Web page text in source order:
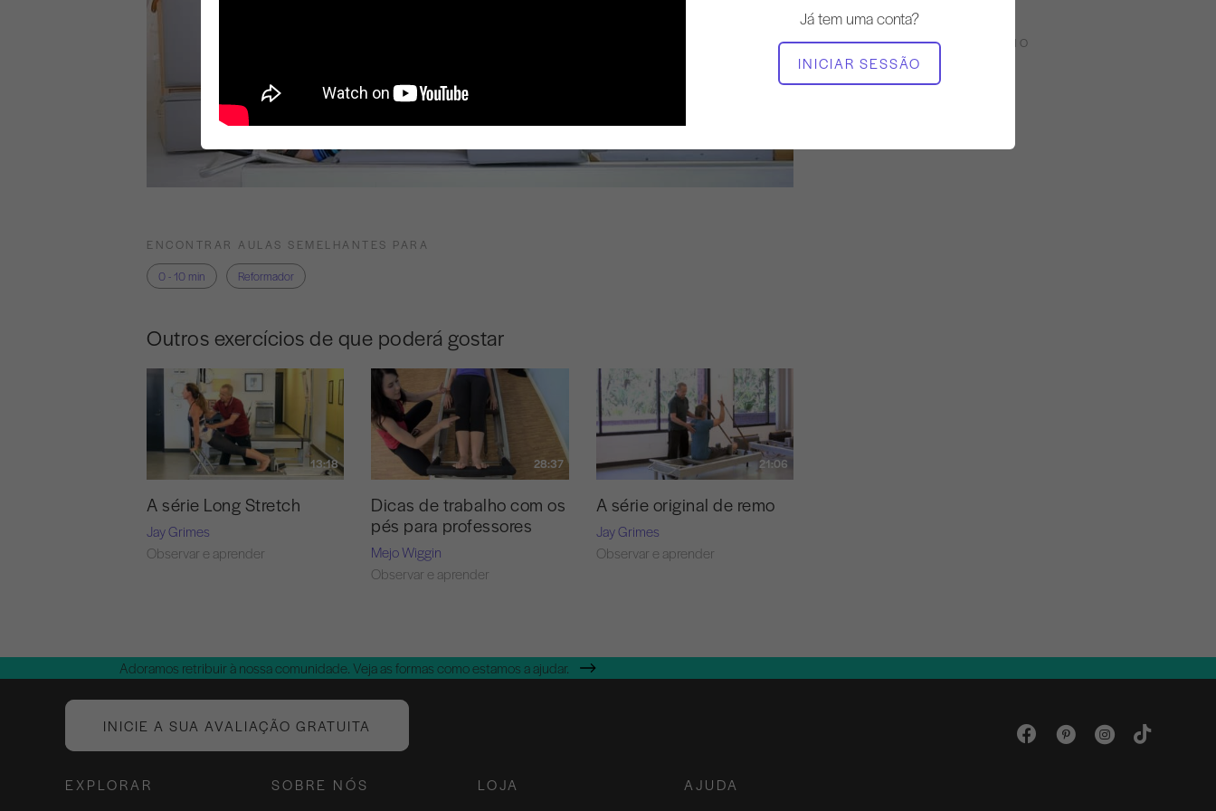
Já tem uma conta?
INICIAR SESSÃO
EQUIPAMENTO NECESSÁRIO
Reformador
ENCONTRAR AULAS SEMELHANTES PARA
0 - 10 min
Reformador
Outros exercícios de que poderá gostar
13:18
A série Long Stretch
Jay Grimes
Observar e aprender
28:37
Dicas de trabalho com os
pés para professores
Mejo Wiggin
Observar e aprender
21:06
A série original de remo
Jay Grimes
Observar e aprender
Adoramos retribuir à nossa comunidade. Veja as formas como estamos a ajudar.
INICIE A SUA AVALIAÇÃO GRATUITA
EXPLORAR SOBRE NÓS LOJA AJUDA